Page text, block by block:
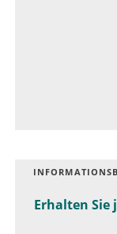
Erhalten Sie